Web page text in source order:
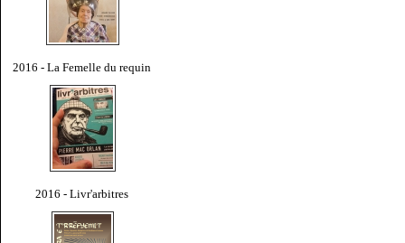
2016 - La Femelle du requin
2016 - Livr'arbitres